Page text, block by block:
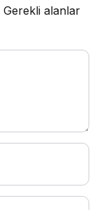
Gerekli alanlar